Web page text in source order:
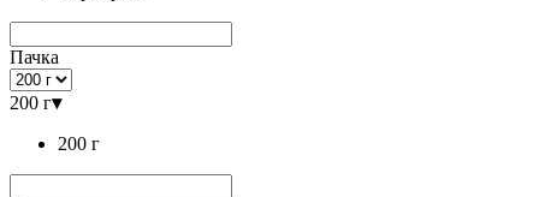
Пачка
200 г▾
200 г